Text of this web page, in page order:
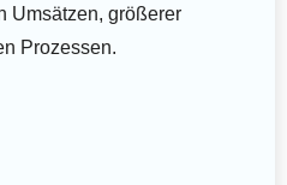
Umsätzen, größerer
Prozessen.